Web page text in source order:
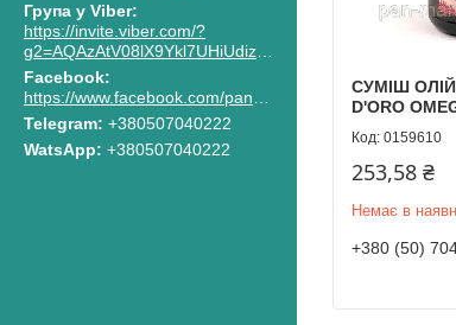
Група у Viber
https://invite.viber.com/?
g2=AQAzAtV08lX9Ykl7UHiUdiz2lJaGpR6lsG8M4RbzQPAkG0NWtCn7PhJnwk8g8F2c
Facebook
https://www.facebook.com/pan.marcipan2020
Telegram +380507040222
WatsApp
+380507040222
СУМІШ ОЛІЙ
D'ORO
0159610
253,58 ₴
Немає в
+380 (50)